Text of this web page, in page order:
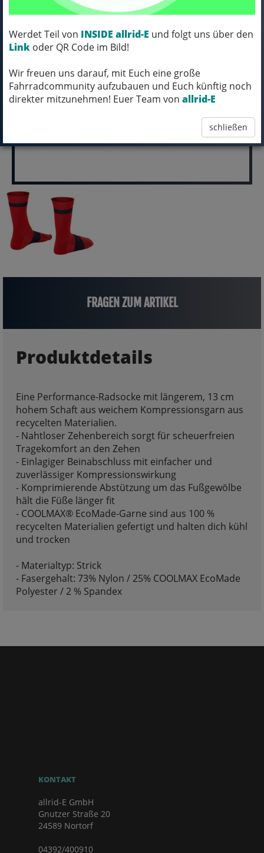
Werdet Teil von INSIDE allrid-E und folgt uns über den
Link oder QR Code im Bild!
Wir freuen uns darauf, mit Euch eine große
Fahrradcommunity aufzubauen und Euch künftig noch
direkter mitzunehmen! Euer Team von allrid-E
schließen
MICH KANNST DU BESTELLEN - MIT
ABHOLUNG IN NORTORF!
pro Stück (inkl. MwSt.)
16,99 EUR
FRAGEN ZUM ARTIKEL
Produktdetails
Eine Performance-Radsocke mit längerem, 13 cm
hohem Schaft aus weichem Kompressionsgarn aus
recycelten Materialien.
- Nahtloser Zehenbereich sorgt für scheuerfreien
Tragekomfort an den Zehen
- Einlagiger Beinabschluss mit einfacher und
zuverlässiger Kompressionswirkung
- Komprimierende Abstützung um das Fußgewölbe
hält die Füße länger fit
- COOLMAX® EcoMade-Garne sind aus 100 %
recycelten Materialien gefertigt und halten dich kühl
und trocken
- Materialtyp: Strick
- Fasergehalt: 73% Nylon / 25% COOLMAX EcoMade
Polyester / 2 % Spandex
KONTAKT
allrid-E GmbH
Gnutzer Straße 20
24589 Nortorf
04392/400910